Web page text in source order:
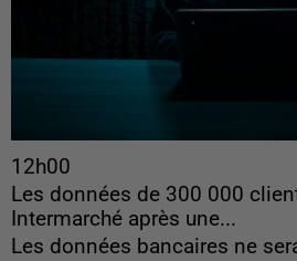
12h00
Les données de 300 000
Intermarché après une...
Les données bancaires ne